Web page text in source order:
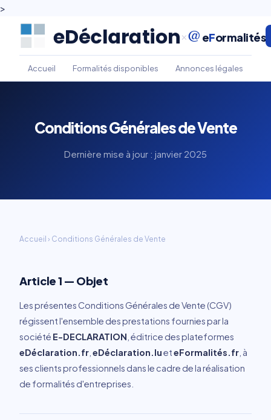
>
×@ eFormalités
Accueil Formalités disponibles Annonces légales
Conditions Générales de Vente
Dernière mise à jour : janvier 2025
Accueil › Conditions Générales de Vente
Article 1 — Objet
Les présentes Conditions Générales de Vente (CGV)
régissent l'ensemble des prestations fournies par la
société E-DECLARATION , éditrice des plateformes
eDéclaration.fr eDéclaration.lueteFormalités.fr , à
ses clients professionnels dans le cadre de la réalisation
de formalités d'entreprises.